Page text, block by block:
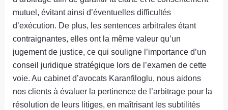
mutuel, évitant ainsi d’éventuelles difficultés
d’exécution. De plus, les sentences arbitrales étant
contraignantes, elles ont la même valeur qu’un
jugement de justice, ce qui souligne l’importance d’un
conseil juridique stratégique lors de l’examen de cette
voie. Au cabinet d’avocats Karanfiloglu, nous aidons
nos clients à évaluer la pertinence de l’arbitrage pour la
résolution de leurs litiges, en maîtrisant les subtilités